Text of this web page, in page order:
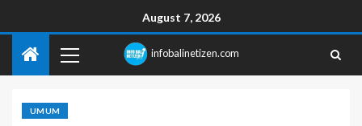
August 7, 2026
infobalinetizen.com
UMUM